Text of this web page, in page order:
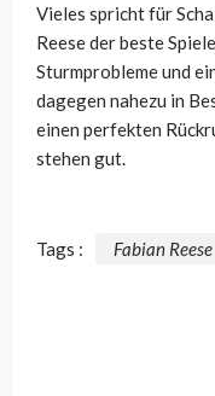
Vieles spricht für
Reese der beste
Sturmprobleme und
dagegen nahezu in
einen perfekten
stehen gut.
Tags : Fabian Reese